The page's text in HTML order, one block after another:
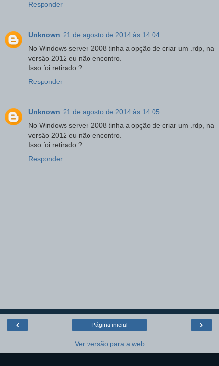
Responder
Unknown 21 de agosto de 2014 às 14:04
No Windows server 2008 tinha a opção de criar um .rdp, na
versão 2012 eu não encontro.
Isso foi retirado ?
Responder
Unknown 21 de agosto de 2014 às 14:05
No Windows server 2008 tinha a opção de criar um .rdp, na
versão 2012 eu não encontro.
Isso foi retirado ?
Responder
‹ ›
Página inicial
Ver versão para a web